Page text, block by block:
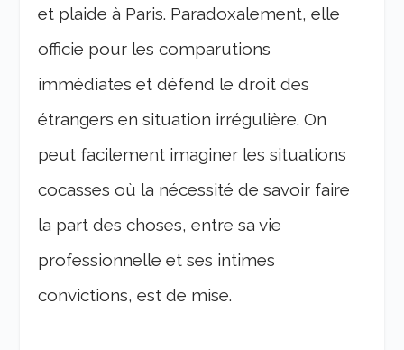
et plaide à Paris. Paradoxalement, elle
officie pour les comparutions
immédiates et défend le droit des
étrangers en situation irrégulière. On
peut facilement imaginer les situations
cocasses où la nécessité de savoir faire
la part des choses, entre sa vie
professionnelle et ses intimes
convictions, est de mise.